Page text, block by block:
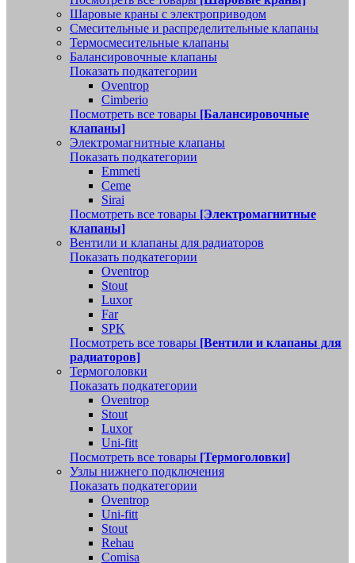
Шаровые краны с электроприводом
Смесительные и распределительные клапаны
Термосмесительные клапаны
Балансировочные клапаны
Показать подкатегории
Oventrop
Cimberio
Посмотреть все товары [Балансировочные
клапаны]
Электромагнитные клапаны
Показать подкатегории
Emmeti
Ceme
Sirai
Посмотреть все товары [Электромагнитные
клапаны]
Вентили и клапаны для радиаторов
Показать подкатегории
Oventrop
Stout
Luxor
Far
SPK
Посмотреть все товары [Вентили и клапаны для
радиаторов]
Термоголовки
Показать подкатегории
Oventrop
Stout
Luxor
Uni-fitt
Посмотреть все товары [Термоголовки]
Узлы нижнего подключения
Показать подкатегории
Oventrop
Uni-fitt
Stout
Rehau
Comisa